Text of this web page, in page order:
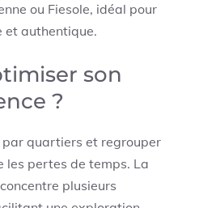
ou Fiesole, idéal pour
et authentique.
son
?
quartiers et regrouper
les pertes de temps. La
plusieurs